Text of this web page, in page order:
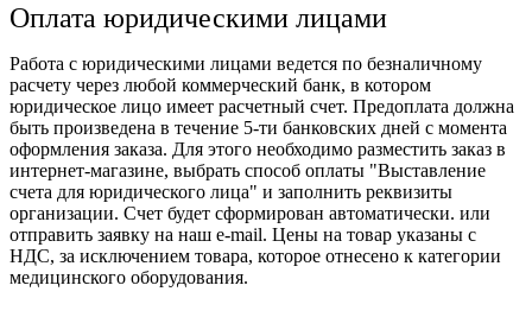
Оплата юридическими лицами
Работа с юридическими лицами ведется по безналичному
расчету через любой коммерческий банк, в котором
юридическое лицо имеет расчетный счет. Предоплата должна
быть произведена в течение 5-ти банковских дней с момента
оформления заказа. Для этого необходимо разместить заказ в
интернет-магазине, выбрать способ оплаты "Выставление
счета для юридического лица" и заполнить реквизиты
организации. Счет будет сформирован автоматически. или
отправить заявку на наш e-mail. Цены на товар указаны с
НДС, за исключением товара, которое отнесено к категории
медицинского оборудования.